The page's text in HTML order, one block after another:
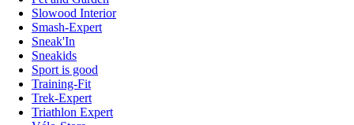
Slowood Interior
Smash-Expert
Sneak'In
Sneakids
Sport is good
Training-Fit
Trek-Expert
Triathlon Expert